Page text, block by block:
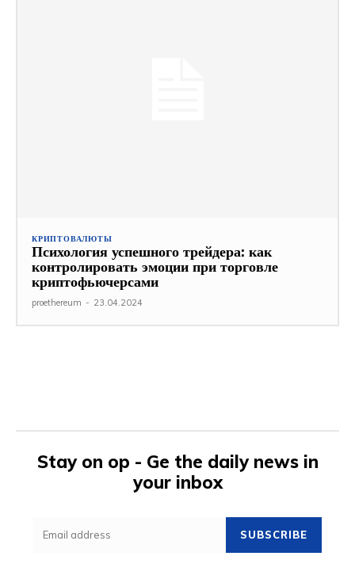
КРИПТОВАЛЮТЫ
Психология успешного трейдера: как
контролировать эмоции при торговле
криптофьючерсами
proethereum - 23.04.2024
Stay on op - Ge the daily news in
your inbox
SUBSCRIBE